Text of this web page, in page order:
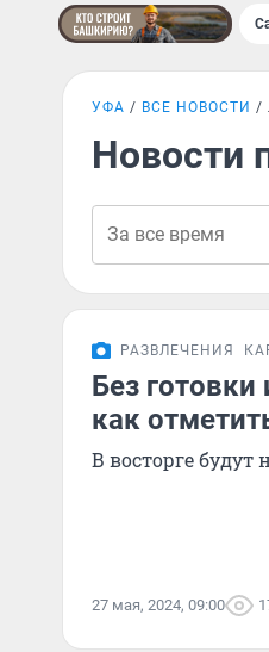
УФА ВСЕ НОВОСТИ
Новости
РАЗВЛЕЧЕНИЯ
Без
как
В восторге
27 мая, 2024, 09:00